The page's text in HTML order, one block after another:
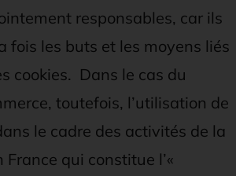
responsables, car ils
fois les buts et les moyens liés
cookies. Dans le cas du
toutefois, l’utilisation de
le cadre des activités de la
qui constitue l’«